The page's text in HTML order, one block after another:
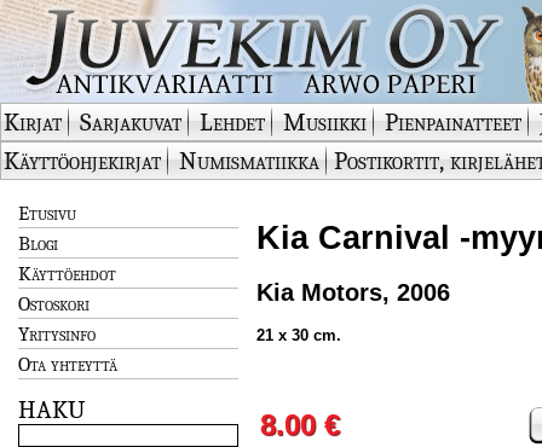
Kirjat Sarjakuvat Lehdet Musiikki Pienpainatteet
Käyttöohjekirjat
Numismatiikka Postikortit,
Etusivu
Blogi
Käyttöehdot
Ostoskori
Yritysinfo
Ota yhteyttä
HAKU
Kia Carnival -
Kia Motors, 2006
21 x 30 cm.
8.00 €